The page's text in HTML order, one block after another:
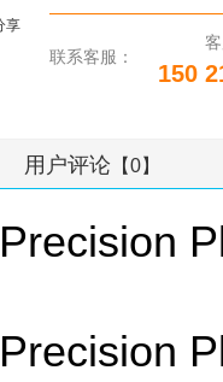
享
联系客服：
150
用户评论 【0】